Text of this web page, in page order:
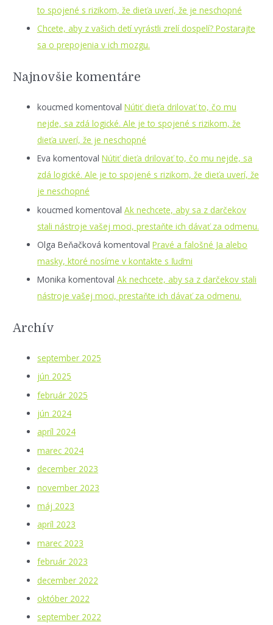
to spojené s rizikom, že dieťa uverí, že je neschopné
Chcete, aby z vašich detí vyrástli zrelí dospelí? Postarajte
sa o prepojenia v ich mozgu.
Najnovšie komentáre
koucmed komentovalNútiť dieťa drilovať to, čo mu
nejde, sa zdá logické. Ale je to spojené s rizikom, že
dieťa uverí, že je neschopné
Eva komentovalNútiť dieťa drilovať to, čo mu nejde, sa
zdá logické. Ale je to spojené s rizikom, že dieťa uverí, že
je neschopné
koucmed komentovalAk nechcete, aby sa z darčekov
stali nástroje vašej moci, prestaňte ich dávať za odmenu.
Olga Beňačková komentovalPravé a falošné Ja alebo
masky, ktoré nosíme v kontakte s ľuďmi
Monika komentovalAk nechcete, aby sa z darčekov stali
nástroje vašej moci, prestaňte ich dávať za odmenu.
Archív
september 2025
jún 2025
február 2025
jún 2024
apríl 2024
marec 2024
december 2023
november 2023
máj 2023
apríl 2023
marec 2023
február 2023
december 2022
október 2022
september 2022